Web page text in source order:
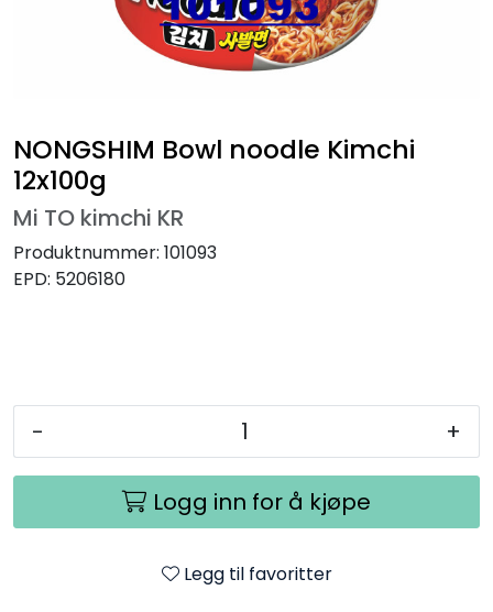
NONGSHIM Bowl noodle Kimchi
12x100g
Mi TO kimchi KR
Produktnummer: 101093
EPD: 5206180
- +
Logg inn for å kjøpe
Legg til favoritter